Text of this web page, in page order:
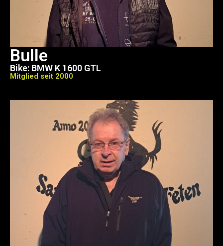
Bulle
Bike: BMW K 1600 GTL
Mitglied seit 2000